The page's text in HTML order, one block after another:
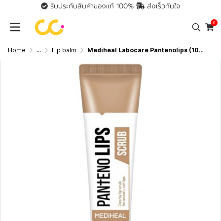
รับประกันสินค้าของแท้ 100% ส่งเร็วทันใจ
0
Home ... Lip balm Mediheal Labocare Pantenolips (10ml) เมดิฮีล ลิปบาล์มเนื้อครีม